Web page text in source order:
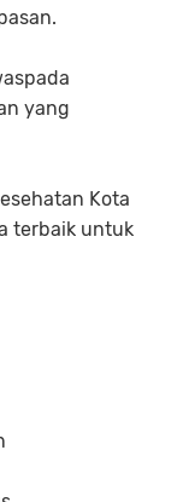
yang
Kota
terbaik untuk